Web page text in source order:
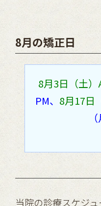
8月の矯正日
8月3日（土）
PM、 8月17日
当院の診療スケジ